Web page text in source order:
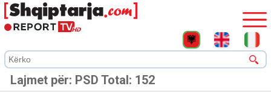
Lajmet për: PSD Total: 152